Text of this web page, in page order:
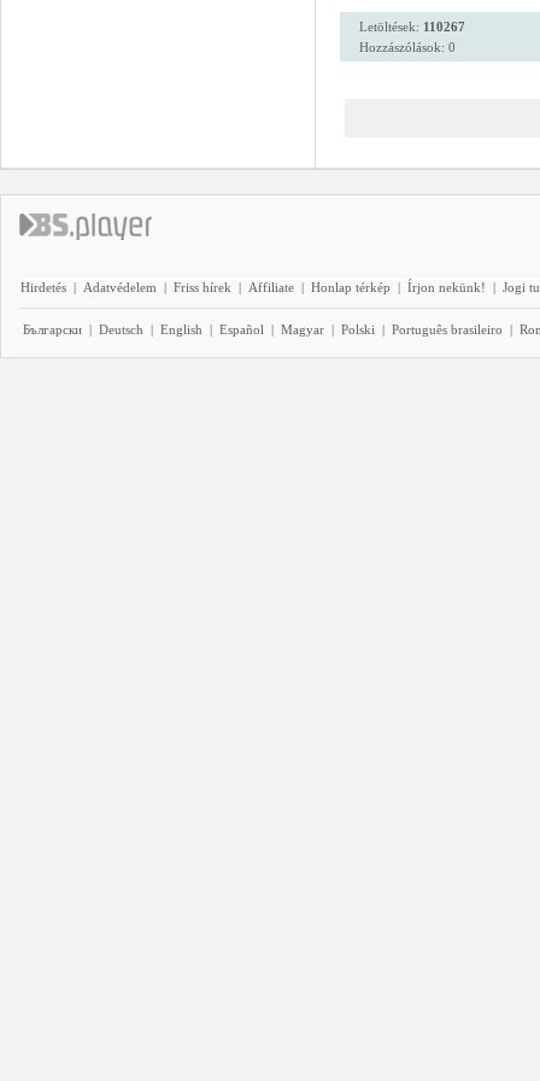
Letöltések: 110267
Hozzászólások: 0
Hirdetés | Adatvédelem | Friss hírek | Affiliate | Honlap térkép | Írjon nekünk! | Jogi
Български | Deutsch | English | Español | Magyar | Polski | Português brasileiro |